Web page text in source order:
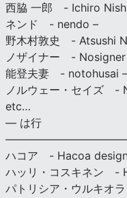
西脇 一郎 - Ichiro
ネンド - nendo –
野木村敦史 - Atsushi
ノザイナー - Nosigner
能登夫妻 - notohusai –
ノルウェー・セイズ -
etc…
— は行
ハコア - Hacoa
ハッリ・コスキネン -
パトリシア・ウルキ